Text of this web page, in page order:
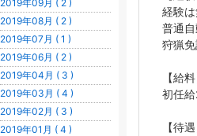
経験は
普通
狩猟
【給料
初任
【待遇
2019年09月 ( 2 )
2019年08月 ( 2 )
2019年07月 ( 1 )
2019年06月 ( 2 )
2019年04月 ( 3 )
2019年03月 ( 4 )
2019年02月 ( 3 )
2019年01月 ( 4 )